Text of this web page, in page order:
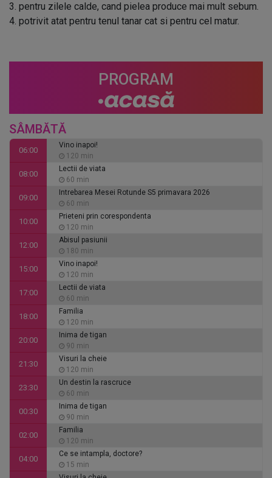
3. pentru zilele calde, cand pielea produce mai mult sebum.
4. potrivit atat pentru tenul tanar cat si pentru cel matur.
PROGRAM
SÂMBĂTĂ
06:00
Vino inapoi!
120 min
08:00
Lectii de viata
60 min
09:00
Intrebarea Mesei Rotunde S5 primavara 2026
60 min
10:00
Prieteni prin corespondenta
120 min
12:00
Abisul pasiunii
180 min
15:00
Vino inapoi!
120 min
17:00
Lectii de viata
60 min
18:00
Familia
120 min
20:00
Inima de tigan
90 min
21:30
Visuri la cheie
120 min
23:30
Un destin la rascruce
60 min
00:30
Inima de tigan
90 min
02:00
Familia
120 min
04:00
Ce se intampla, doctore?
15 min